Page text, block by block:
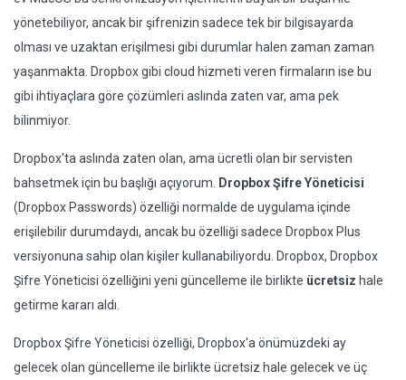
yönetebiliyor, ancak bir şifrenizin sadece tek bir bilgisayarda
olması ve uzaktan erişilmesi gibi durumlar halen zaman zaman
yaşanmakta. Dropbox gibi cloud hizmeti veren firmaların ise bu
gibi ihtiyaçlara göre çözümleri aslında zaten var, ama pek
bilinmiyor.
Dropbox'ta aslında zaten olan, ama ücretli olan bir servisten
bahsetmek için bu başlığı açıyorum.
Dropbox Şifre Yöneticisi
(Dropbox Passwords) özelliği normalde de uygulama içinde
erişilebilir durumdaydı, ancak bu özelliği sadece Dropbox Plus
versiyonuna sahip olan kişiler kullanabiliyordu. Dropbox, Dropbox
Şifre Yöneticisi özelliğini yeni güncelleme ile birlikte ücretsiz hale
getirme kararı aldı.
Dropbox Şifre Yöneticisi özelliği, Dropbox'a önümüzdeki ay
gelecek olan güncelleme ile birlikte ücretsiz hale gelecek ve üç